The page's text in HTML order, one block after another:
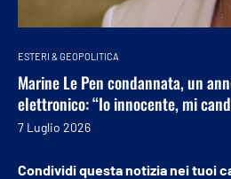
ESTERI & GEOPOLITICA
Marine Le Pen condannata, un
elettronico: “Io innocente, mi
7 Luglio 2026
Condividi questa notizia nei tuoi